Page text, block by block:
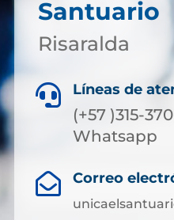
Santuario
Risaralda
 Líneas de
(+57 )315-
Whatsapp
 Correo